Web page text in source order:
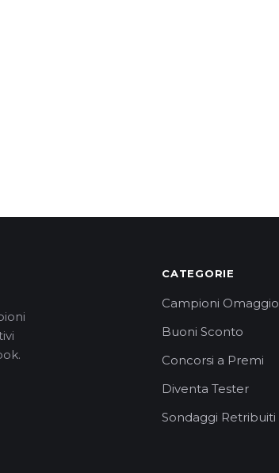
CATEGORIE
Campioni Omaggio
Buoni Sconto
Concorsi a Premi
Diventa Tester
Sondaggi Retribuiti